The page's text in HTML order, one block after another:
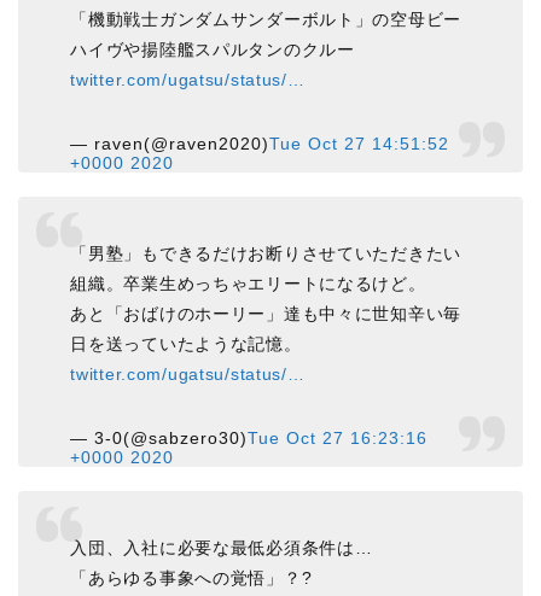
「機動戦士ガンダムサンダーボルト」の空母ビー
ハイヴや揚陸艦スパルタンのクルー
twitter.com/ugatsu/status/…
— raven(@raven2020)Tue Oct 27 14:51:52
+0000 2020
「男塾」もできるだけお断りさせていただきたい
組織。卒業生めっちゃエリートになるけど。
あと「おばけのホーリー」達も中々に世知辛い毎
日を送っていたような記憶。
twitter.com/ugatsu/status/…
— 3-0(@sabzero30)Tue Oct 27 16:23:16
+0000 2020
入団、入社に必要な最低必須条件は…
「あらゆる事象への覚悟」？?